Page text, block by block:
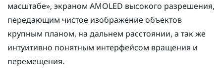
масштабе», экраном AMOLED высокого разрешения,
передающим чистое изображение объектов
крупным планом, на дальнем расстоянии, а так же
интуитивно понятным интерфейсом вращения и
перемещения.